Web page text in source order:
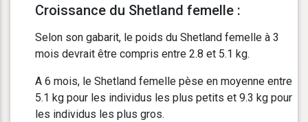
Croissance du Shetland femelle :
Selon son gabarit, le poids du Shetland femelle à 3
mois devrait être compris entre 2.8 et 5.1 kg.
A 6 mois, le Shetland femelle pèse en moyenne entre
5.1 kg pour les individus les plus petits et 9.3 kg pour
les individus les plus gros.